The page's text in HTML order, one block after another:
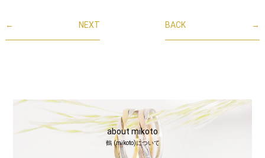
← NEXT →
BACK
about mikoto
鶴 (mikoto)について